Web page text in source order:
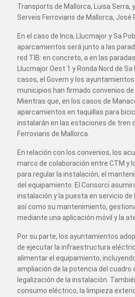
Transports de Mallorca, Luisa Serra,
Serveis Ferroviaris de Mallorca, José
En el caso de Inca, Llucmajor y Sa
aparcamientos será junto a las
red TIB: en concreto, a en las
Llucmajor Oest 1 y Ronda Nord de
casos, el Govern y los
municipios han firmado convenios de
Mientras que, en los casos de
aparcamientos en taquillas para
instalarán en las estaciones de tren
Ferroviaris de Mallorca.
En relación con los convenios, los
marco de colaboración entre CTM y
para regular la instalación, el
del equipamiento. El Consorci
instalación y la puesta en servicio
así como su mantenimiento,
mediante una aplicación móvil y la
Por su parte, los ayuntamientos
de ejecutar la infraestructura
alimentar el equipamiento,
ampliación de la potencia del cuadro
legalización de la instalación.
consumo eléctrico, la limpieza